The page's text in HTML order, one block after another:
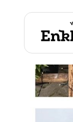
naar de inhoud